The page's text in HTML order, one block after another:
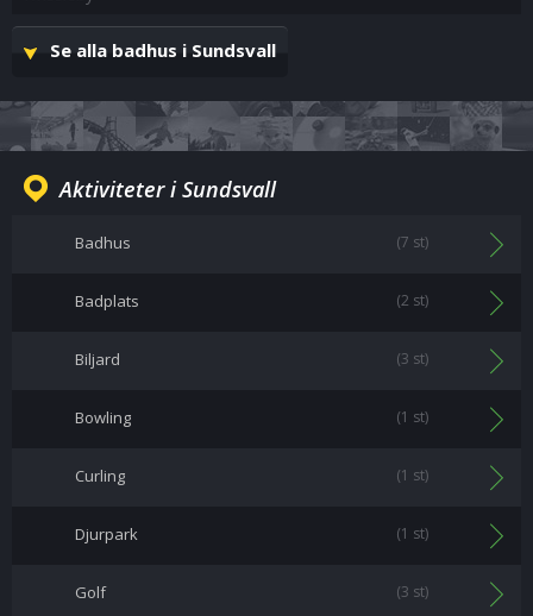
Se alla badhus i Sundsvall
Aktiviteter i Sundsvall
Badhus (7 st)
Badplats (2 st)
Biljard (3 st)
Bowling (1 st)
Curling (1 st)
Djurpark (1 st)
Golf (3 st)